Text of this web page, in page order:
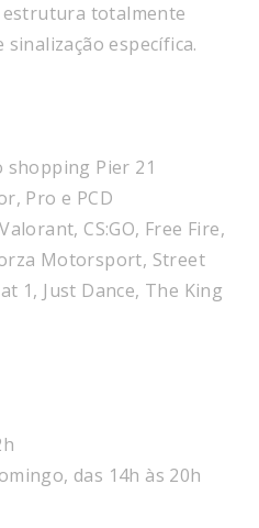
totalmente
sinalização específica.
shopping Pier 21
Pro e PCD
CS:GO, Free Fire,
Motorsport, Street
1, Just Dance, The King
das 14h às 20h